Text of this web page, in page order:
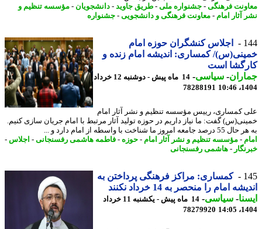
فرهنگی-جشنواره ملی -طریق جاوید-دانشجویان-مؤسسه تنظیم و
آثار امام
-معاونت فرهنگی و دانشجویی-جشنواره
اجلاس کنشگران حوزه امام
کمساری: اندیشه امام زنده و
است
- سیاسی-
14 ماه پیش - دوشنبه 12 خرداد
78288191
کمساری، رییس مؤسسه تنظیم و نشر آثار امام
گفت: ما نیاز داریم در حوزه تولید آثار مرتبط با امام جریان سازی کنیم.
ما شناخت با واسطه از امام دارد و ...
-مؤسسه تنظیم و نشر آثار امام -حوزه-فاطمه هاشمی رفسنجانی-اجلاس-
-هاشمی رفسنجانی
کمساری: مراکز فرهنگی پرداختن به
امام را منحصر به 14 خرداد نکنند
-سیاسی-
14 ماه پیش - یکشنبه 11 خرداد
78279920